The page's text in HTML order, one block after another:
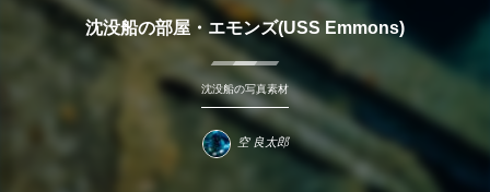
沈没船の部屋・エモンズ(USS Emmons)
沈没船の写真素材
空 良太郎